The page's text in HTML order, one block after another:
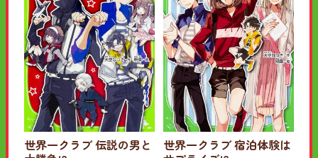
世界一クラブ 伝説の男と
世界一クラブ 宿泊体験は